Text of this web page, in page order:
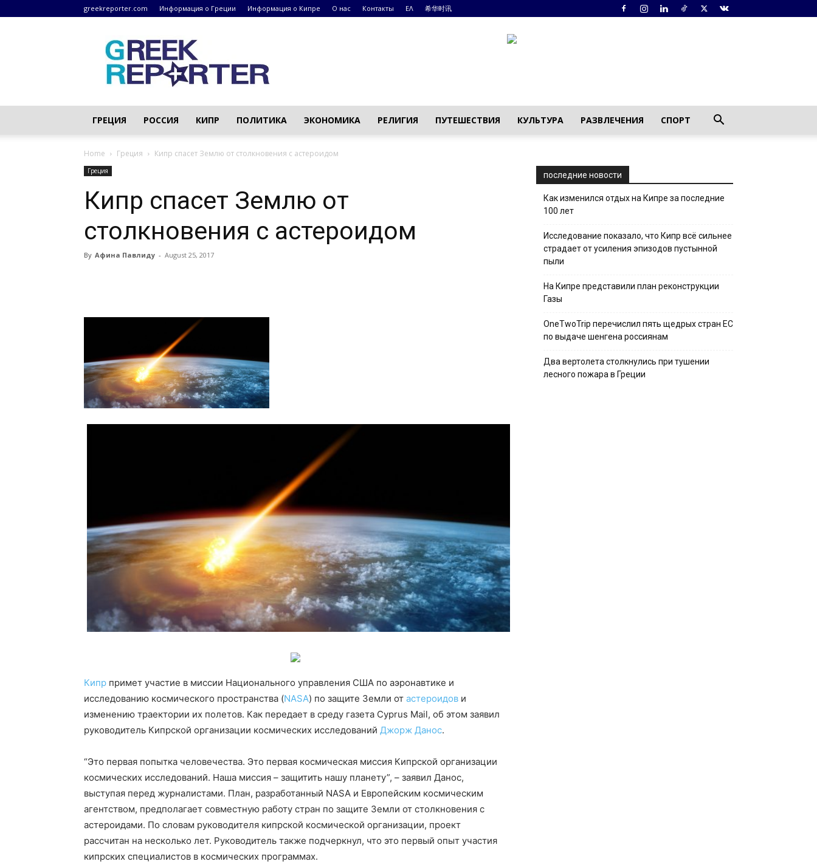
greekreporter.com Информация о Греции Информация о Кипре О нас Контакты ΕΛ 希华时讯
Греческие
новости
–
greekreporter.com
ГРЕЦИЯ РОССИЯ КИПР ПОЛИТИКА ЭКОНОМИКА РЕЛИГИЯ ПУТЕШЕСТВИЯ КУЛЬТУРА РАЗВЛЕЧЕНИЯ СПОРТ
Home Греция Кипр спасет Землю от столкновения с астероидом
Греция
Кипр спасет Землю от
столкновения с астероидом
By Афина Павлиду - August 25, 2017
Кипр примет участие в миссии Национального управления США по аэронавтике и
исследованию космического пространства (NASA) по защите Земли от астероидов и
изменению траектории их полетов. Как передает в среду газета Cyprus Mail, об этом заявил
руководитель Кипрской организации космических исследований Джорж Данос.
“Это первая попытка человечества. Это первая космическая миссия Кипрской организации
космических исследований. Наша миссия – защитить нашу планету”, – заявил Данос,
выступая перед журналистами. План, разработанный NASA и Европейским космическим
агентством, предполагает совместную работу стран по защите Земли от столкновения с
астероидами. По словам руководителя кипрской космической организации, проект
рассчитан на несколько лет. Руководитель также подчеркнул, что это первый опыт участия
кипрских специалистов в космических программах.
последние новости
Как изменился отдых на Кипре за последние
100 лет
Исследование показало, что Кипр всё сильнее
страдает от усиления эпизодов пустынной
пыли
На Кипре представили план реконструкции
Газы
OneTwoTrip перечислил пять щедрых стран ЕС
по выдаче шенгена россиянам
Два вертолета столкнулись при тушении
лесного пожара в Греции